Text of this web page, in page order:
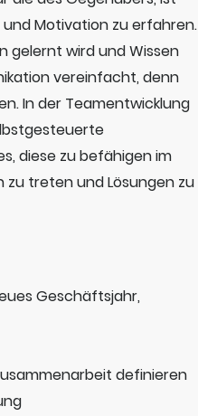
Motivation zu erfahren.
gelernt wird und Wissen
vereinfacht, denn
In der Teamentwicklung
diese zu befähigen im
treten und Lösungen zu
Geschäftsjahr,
definieren